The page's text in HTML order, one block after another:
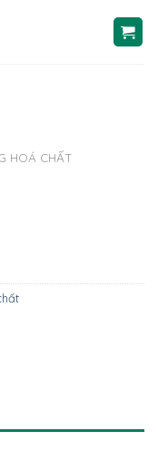
HOÁ CHẤT